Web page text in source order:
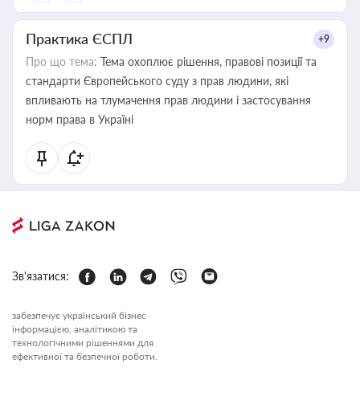
Практика ЄСПЛ +9
Про що тема: Тема охоплює рішення, правові позиції та
стандарти Європейського суду з прав людини, які
впливають на тлумачення прав людини і застосування
норм права в Україні
Зв'язатися:
забезпечує український бізнес
інформацією, аналітикою та
технологічними рішеннями для
ефективної та безпечної роботи.